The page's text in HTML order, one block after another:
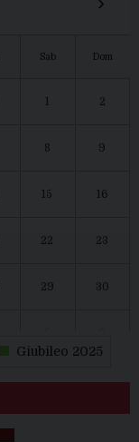
Sab Dom
2
8 9
15 16
22 23
29 30
Giubileo 2025